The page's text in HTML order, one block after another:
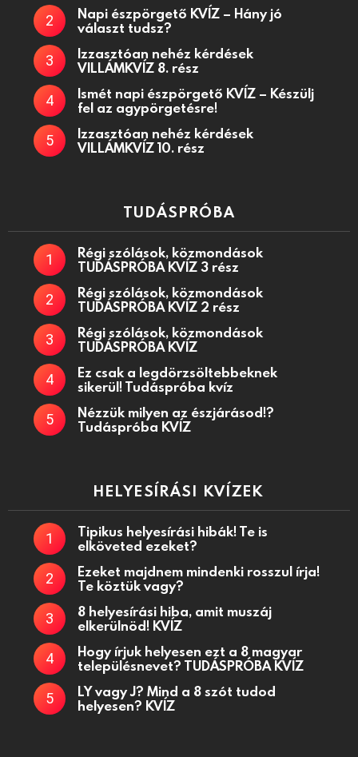
Napi észpörgető KVÍZ – Hány jó
választ tudsz?
Izzasztóan nehéz kérdések
VILLÁMKVÍZ 8. rész
Ismét napi észpörgető KVÍZ – Készülj
fel az agypörgetésre!
Izzasztóan nehéz kérdések
VILLÁMKVÍZ 10. rész
TUDÁSPRÓBA
Régi szólások, közmondások
TUDÁSPRÓBA KVÍZ 3 rész
Régi szólások, közmondások
TUDÁSPRÓBA KVÍZ 2 rész
Régi szólások, közmondások
TUDÁSPRÓBA KVÍZ
Ez csak a legdörzsöltebbeknek
sikerül! Tudáspróba kvíz
Nézzük milyen az észjárásod!?
Tudáspróba KVÍZ
HELYESÍRÁSI KVÍZEK
Tipikus helyesírási hibák! Te is
elköveted ezeket?
Ezeket majdnem mindenki rosszul írja!
Te köztük vagy?
8 helyesírási hiba, amit muszáj
elkerülnöd! KVÍZ
Hogy írjuk helyesen ezt a 8 magyar
településnevet? TUDÁSPRÓBA KVÍZ
LY vagy J? Mind a 8 szót tudod
helyesen? KVÍZ